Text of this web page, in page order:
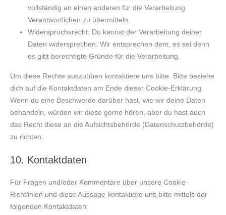
vollständig an einen anderen für die Verarbeitung
Verantwortlichen zu übermitteln.
Widerspruchsrecht: Du kannst der Verarbeitung deiner
Daten widersprechen. Wir entsprechen dem, es sei denn
es gibt berechtigte Gründe für die Verarbeitung.
Um diese Rechte auszuüben kontaktiere uns bitte. Bitte beziehe
dich auf die Kontaktdaten am Ende dieser Cookie-Erklärung.
Wenn du eine Beschwerde darüber hast, wie wir deine Daten
behandeln, würden wir diese gerne hören, aber du hast auch
das Recht diese an die Aufsichtsbehörde (Datenschutzbehörde)
zu richten.
10. Kontaktdaten
Für Fragen und/oder Kommentare über unsere Cookie-
Richtlinien und diese Aussage kontaktiere uns bitte mittels der
folgenden Kontaktdaten: